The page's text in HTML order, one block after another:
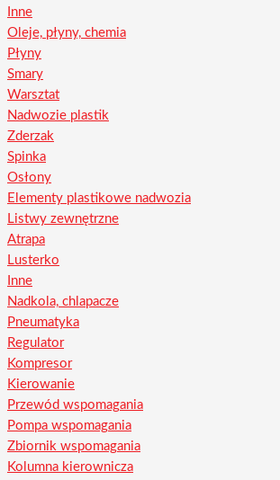
Inne
Oleje, płyny, chemia
Płyny
Smary
Warsztat
Nadwozie plastik
Zderzak
Spinka
Osłony
Elementy plastikowe nadwozia
Listwy zewnętrzne
Atrapa
Lusterko
Inne
Nadkola, chlapacze
Pneumatyka
Regulator
Kompresor
Kierowanie
Przewód wspomagania
Pompa wspomagania
Zbiornik wspomagania
Kolumna kierownicza